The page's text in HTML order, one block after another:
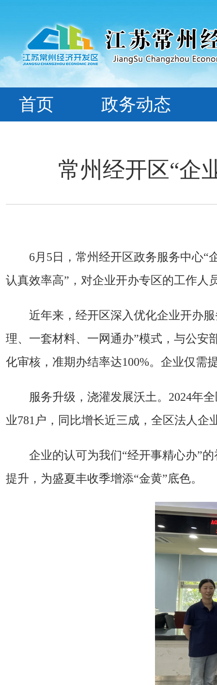
首页 政务动态
常州经开区“企
6月5日，常州经开区政务服务中心“
认真效率高”，对企业开办专区的工作人
近年来，经开区深入优化企业开办
理、一套材料、一网通办”模式，与公安
化审核，准期办结率达100%。企业仅需
服务升级，浇灌发展沃土。2024年
业781户，同比增长近三成，全区法人企
企业的认可为我们“经开事精心办”
提升，为盛夏丰收季增添“金黄”底色。